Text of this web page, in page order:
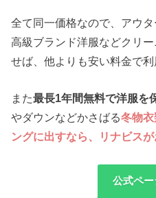
全て同一価格なので、アウ
高級ブランド洋服などクリ
せば、他よりも安い料金で利
また最長1年間無料で洋服を
やダウンなどかさばる冬物
ングに出すなら、リナビス
公式ペ